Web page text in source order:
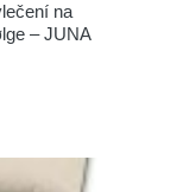
na
– JUNA